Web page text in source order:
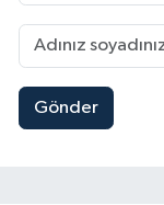
Gönder